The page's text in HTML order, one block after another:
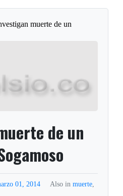
muerte de un
de un
01, 2014 Also in muerte,